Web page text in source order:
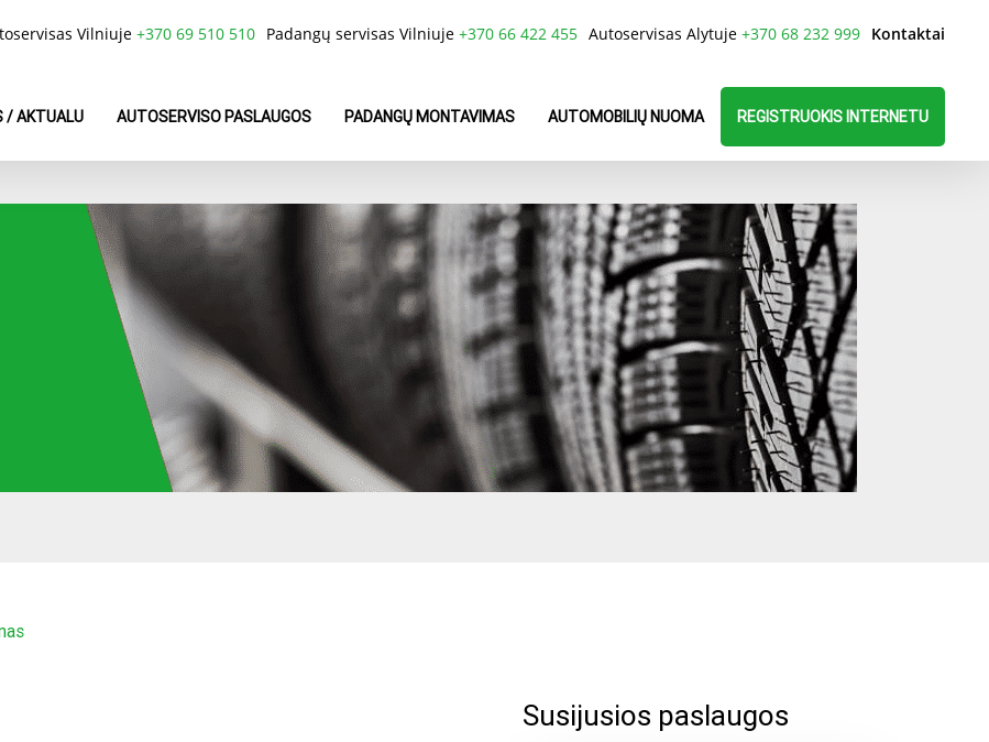
Vilniuje +370 69 510 510 Padangų servisas Vilniuje +370 66 422 455 Autoservisas Alytuje +370 68 232 999 Kontaktai
/ AKTUALU AUTOSERVISO PASLAUGOS PADANGŲ MONTAVIMAS AUTOMOBILIŲ NUOMA REGISTRUOKIS INTERNETU
Susijusios paslaugos